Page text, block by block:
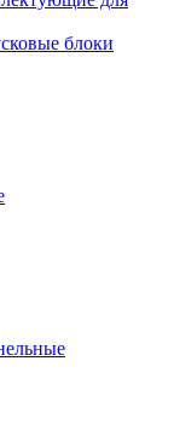
блоки